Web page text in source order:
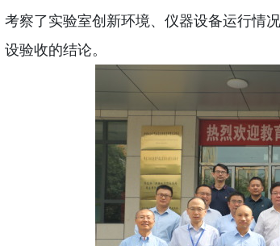
考察了实验室创新环境、仪器设备运行情
设验收的结论。